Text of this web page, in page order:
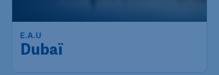
E.A.U
Dubaï